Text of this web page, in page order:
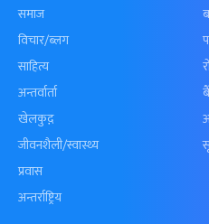
समाज
विचार/ब्लग
साहित्य
अन्तर्वार्ता
खेलकुद़़
जीवनशैली/स्वास्थ्य
प्रवास
अन्तर्राष्ट्रिय